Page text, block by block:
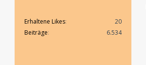
Erhaltene Likes
20
Beiträge
6.534